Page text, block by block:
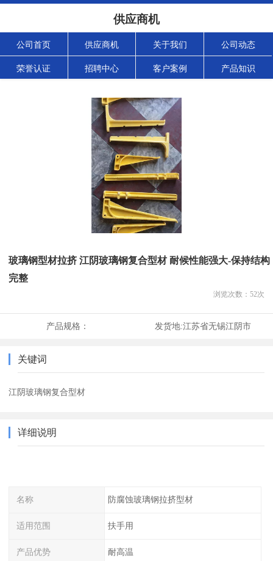
供应商机
公司首页 供应商机 关于我们 公司动态
荣誉认证 招聘中心 客户案例 产品知识
玻璃钢型材拉挤 江阴玻璃钢复合型材 耐候性能强大-保持结构
完整
浏览次数： 52次
产品规格： 发货地:江苏省无锡江阴市
关键词
江阴玻璃钢复合型材
详细说明
名称 防腐蚀玻璃钢拉挤型材
适用范围 扶手用
产品优势 耐高温